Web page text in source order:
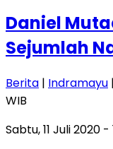
Daniel
Sejumlah
Berita | Indramayu |
WIB
Sabtu, 11 Juli 2020 -